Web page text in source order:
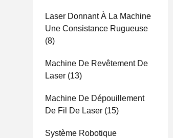
Laser Donnant À La Machine
Une Consistance Rugueuse
(8)
Machine De Revêtement De
Laser (13)
Machine De Dépouillement
De Fil De Laser (15)
Système Robotique